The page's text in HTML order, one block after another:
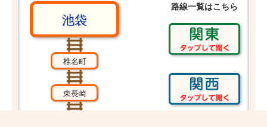
池袋
椎名町
東長崎
路線一覧はこちら